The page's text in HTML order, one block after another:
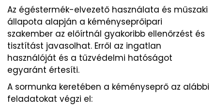
Az égéstermék-elvezető használata és műszaki
állapota alapján a kéményseprőipari
szakember az előírtnál gyakoribb ellenőrzést és
tisztítást javasolhat. Erről az ingatlan
használóját és a tűzvédelmi hatóságot
egyaránt értesíti.
A sormunka keretében a kéményseprő az alábbi
feladatokat végzi el: